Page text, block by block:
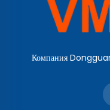
Компания